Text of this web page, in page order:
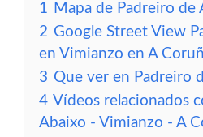
1 Mapa de Padreiro de
2 Google Street View
en Vimianzo en A
3 Que ver en Padreiro
4 Vídeos relacionados
Abaixo - Vimianzo - A